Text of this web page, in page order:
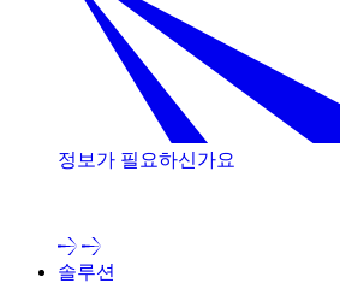
정보가 필요하신가요
솔루션